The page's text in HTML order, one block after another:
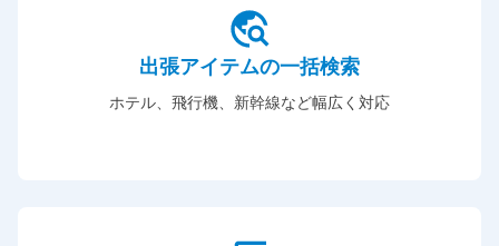
出張アイテムの一括検索
ホテル、飛行機、新幹線など幅広く対応